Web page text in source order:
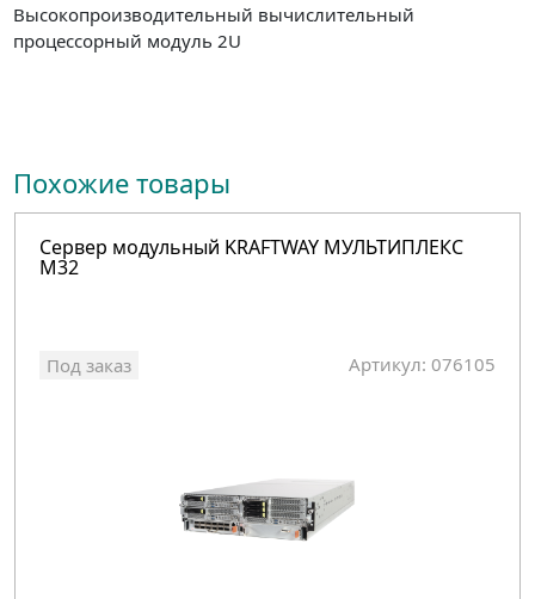
Высокопроизводительный вычислительный
процессорный модуль 2U
Похожие товары
Сервер модульный KRAFTWAY МУЛЬТИПЛЕКС
M32
Под заказ Артикул: 076105